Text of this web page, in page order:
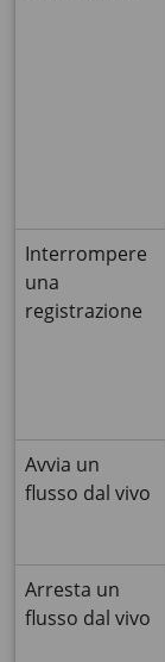
Interrompere
una
registrazione
Avvia un
flusso dal vivo
Arresta un
flusso dal vivo